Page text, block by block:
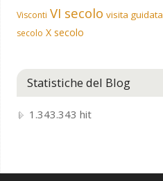
Visconti VI secolo visita guidata
secolo X secolo
Statistiche del Blog
1.343.343 hit